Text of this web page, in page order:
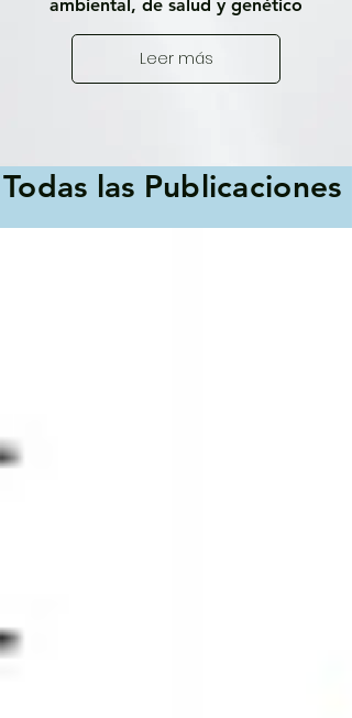
ambiental, de salud y genético
Leer más
Todas las Publicaciones